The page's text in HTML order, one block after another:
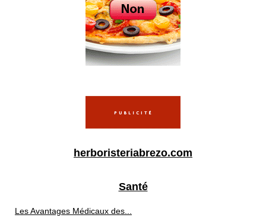
herboristeriabrezo.com
Santé
Les Avantages Médicaux des...